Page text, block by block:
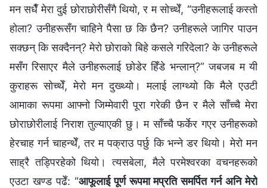
मन सधैँ मेरा दुई छोराछोरीसँगै थियो, र म सोच्थेँ, “उनीहरूलाई कस्तो
होला? उनीहरूसँग चाहिने पैसा छ कि छैन? उनीहरूले जागिर पाउन
सक्छन् कि सक्दैनन्? मेरो छोराको बिहे कसले गरिदेला? के उनीहरूले
मसँग रिसाएर मैले उनीहरूलाई छोडेर हिँडे भन्लान्?” जबजब म यी
कुराहरू सोच्थेँ, मेरो मन दुख्थ्यो। मलाई लाग्थ्यो कि मैले एउटी
आमाका रूपमा आफ्नो जिम्मेवारी पूरा गरेकी छैन र मैले साँच्चै मेरा
छोराछोरीलाई निराश तुल्याएकी छु। म साँच्चै फर्केर गएर उनीहरूको
हेरचाह गर्न चाहन्थेँ, तर म पक्राउ पर्छु कि भन्ने डर थियो। मेरो मन
साह्रै तड्पिरहेको थियो। त्यसबेला, मैले परमेश्‍वरका वचनहरूको
एउटा खण्ड पढेँ: “आफूलाई पूर्ण रूपमा मप्रति समर्पित गर्न अनि मेरो